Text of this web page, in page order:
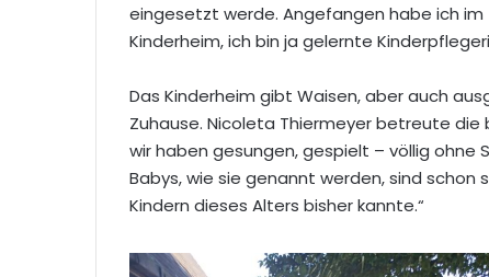
eingesetzt werde. Angefangen habe ich im
Kinderheim, ich bin ja gelernte
Das Kinderheim gibt Waisen, aber auch
Zuhause. Nicoleta Thiermeyer betreute die
wir haben gesungen, gespielt – völlig ohne
Babys, wie sie genannt werden, sind
Kindern dieses Alters bisher kannte.“